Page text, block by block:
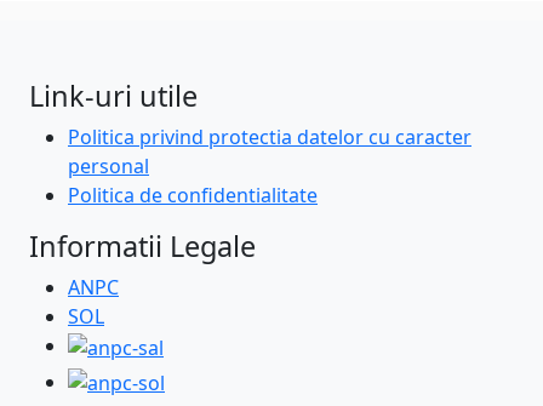
Link-uri utile
Politica privind protectia datelor cu caracter
personal
Politica de confidentialitate
Informatii Legale
ANPC
SOL